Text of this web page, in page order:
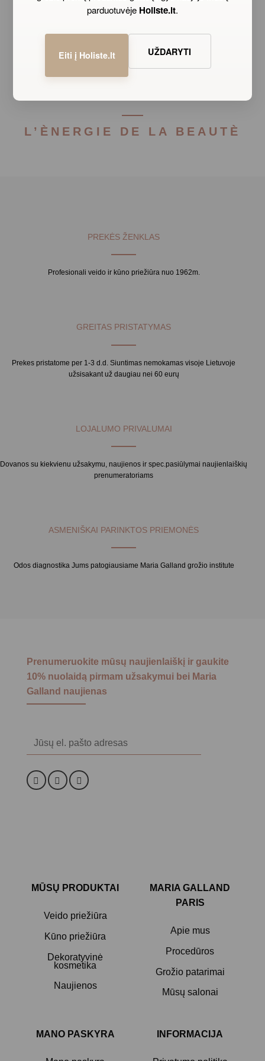
parduotuvėje Holiste.lt.
Eiti į Holiste.lt UŽDARYTI
@MARIAGALLANDLIETUVA
L’ÈNERGIE DE LA BEAUTÈ
PREKĖS ŽENKLAS
Profesionali veido ir kūno priežiūra nuo 1962m.
GREITAS PRISTATYMAS
Prekes pristatome per 1-3 d.d. Siuntimas nemokamas visoje Lietuvoje
užsisakant už daugiau nei 60 eurų
LOJALUMO PRIVALUMAI
Dovanos su kiekvienu užsakymu, naujienos ir spec.pasiūlymai naujienlaiškių
prenumeratoriams
ASMENIŠKAI PARINKTOS PRIEMONĖS
Odos diagnostika Jums patogiausiame Maria Galland grožio institute
Prenumeruokite mūsų naujienlaiškį ir gaukite
10% nuolaidą pirmam užsakymui bei Maria
Galland naujienas
MŪSŲ PRODUKTAI
Veido priežiūra
Kūno priežiūra
Dekoratyvinė
kosmetika
Naujienos
MARIA GALLAND
PARIS
Apie mus
Procedūros
Grožio patarimai
Mūsų salonai
MANO PASKYRA INFORMACIJA